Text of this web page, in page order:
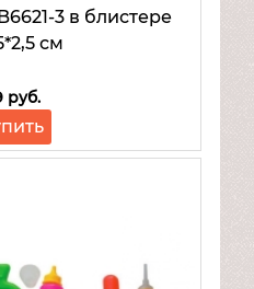
3 в блистере
см
руб.